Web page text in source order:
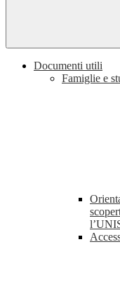
Documenti utili
Famiglie e